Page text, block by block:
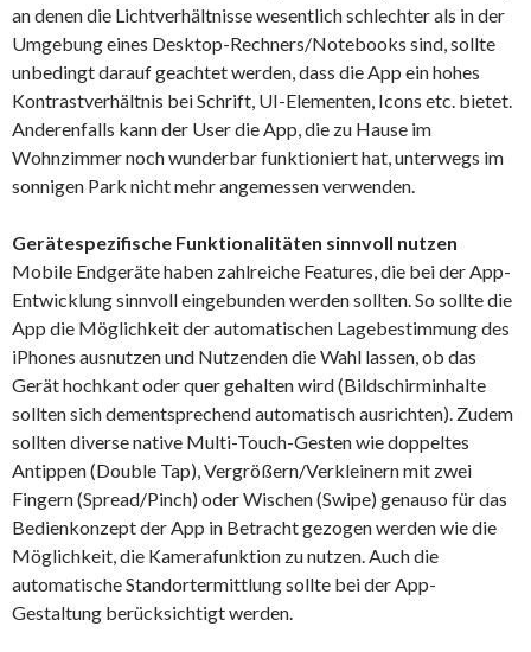
an denen die Lichtverhältnisse wesentlich schlechter als in der
Umgebung eines Desktop-Rechners/Notebooks sind, sollte
unbedingt darauf geachtet werden, dass die App ein hohes
Kontrastverhältnis bei Schrift, UI-Elementen, Icons etc. bietet.
Anderenfalls kann der User die App, die zu Hause im
Wohnzimmer noch wunderbar funktioniert hat, unterwegs im
sonnigen Park nicht mehr angemessen verwenden.
Gerätespezifische Funktionalitäten sinnvoll nutzen
Mobile Endgeräte haben zahlreiche Features, die bei der App-
Entwicklung sinnvoll eingebunden werden sollten. So sollte die
App die Möglichkeit der automatischen Lagebestimmung des
iPhones ausnutzen und Nutzenden die Wahl lassen, ob das
Gerät hochkant oder quer gehalten wird (Bildschirminhalte
sollten sich dementsprechend automatisch ausrichten). Zudem
sollten diverse native Multi-Touch-Gesten wie doppeltes
Antippen (Double Tap), Vergrößern/Verkleinern mit zwei
Fingern (Spread/Pinch) oder Wischen (Swipe) genauso für das
Bedienkonzept der App in Betracht gezogen werden wie die
Möglichkeit, die Kamerafunktion zu nutzen. Auch die
automatische Standortermittlung sollte bei der App-
Gestaltung berücksichtigt werden.